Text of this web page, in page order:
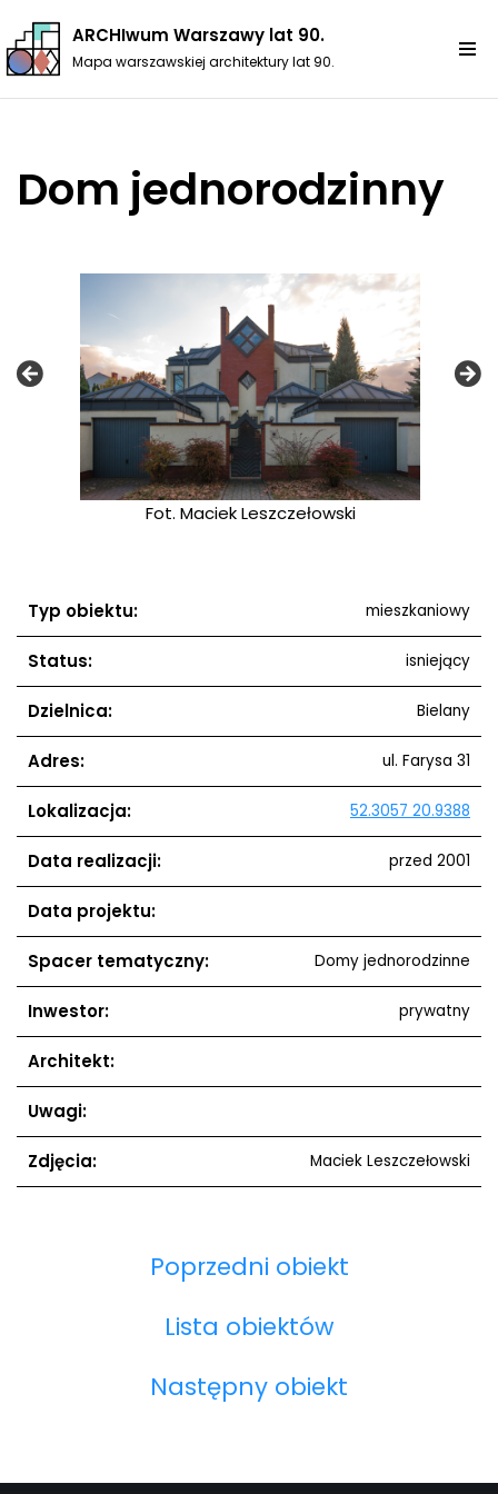
Przejdź
ARCHIwum Warszawy lat 90.
Mapa warszawskiej architektury lat 90.
Dom jednorodzinny
Fot. Maciek Leszczełowski
Typ obiektu: mieszkaniowy
Status: isniejący
Dzielnica: Bielany
Adres: ul. Farysa 31
Lokalizacja: 52.3057 20.9388
Data realizacji: przed 2001
Data projektu:
Spacer tematyczny: Domy jednorodzinne
Inwestor: prywatny
Architekt:
Uwagi:
Zdjęcia: Maciek Leszczełowski
Poprzedni obiekt
Lista obiektów
Następny obiekt